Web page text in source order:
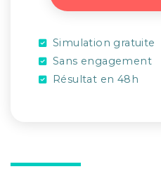
Simulation gratuite
Sans engagement
Résultat en 48h